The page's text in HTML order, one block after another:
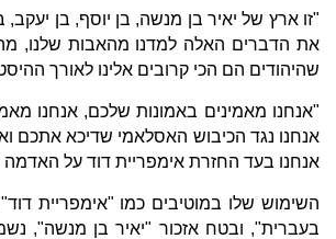
"זו ארץ של יאיר בן מנשה, בן יוסף, בן
את הדברים האלה למדנו מהאבות שלנו,
שהיהודים הם הכי קרובים אלינו לאורך
"אנחנו מאמינים באמונות שלכם, אנחנו
אנחנו בעד החזרת אימפריית דוד על האדמה
השימוש שלו במוטיבים כמו "אימפריית
בעברית", ובטח אזכור "יאיר בן מנשה",